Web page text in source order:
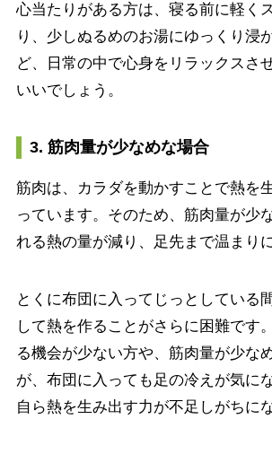
心当たりがある方は、寝る前に軽く
り、少しぬるめのお湯にゆっくり浸
ど、日常の中で心身をリラックスさ
いいでしょう。
3. 筋肉量が少なめな場合
筋肉は、カラダを動かすことで熱を
っています。そのため、筋肉量が少
れる熱の量が減り、足先まで温まり
とくに布団に入ってじっとしている
して熱を作ることがさらに困難です
る機会が少ない方や、筋肉量が少な
が、布団に入っても足の冷えが気に
自ら熱を生み出す力が不足しがちに